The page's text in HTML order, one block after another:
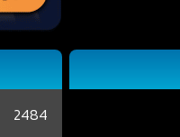
2484